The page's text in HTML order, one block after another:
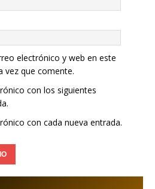
electrónico y web en este
vez que comente.
con los siguientes
con cada nueva entrada.